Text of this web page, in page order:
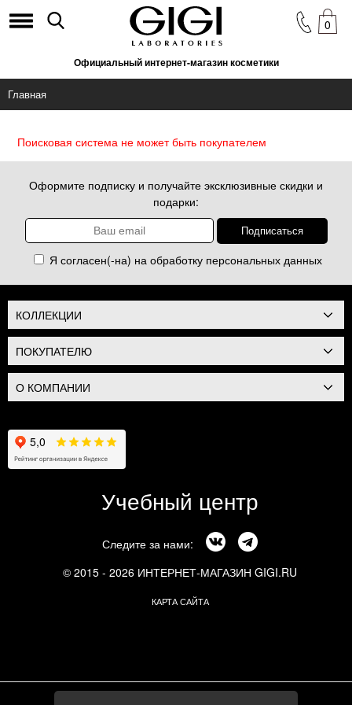
Официальный интернет-магазин косметики
0
Главная
Поисковая система не может быть покупателем
Оформите подписку и получайте эксклюзивные скидки и
подарки:
Я согласен(-на) на обработку персональных данных
КОЛЛЕКЦИИ
ПОКУПАТЕЛЮ
О КОМПАНИИ
Учебный центр
Следите за нами:
© 2015 - 2026 ИНТЕРНЕТ-МАГАЗИН GIGI.RU
КАРТА САЙТА